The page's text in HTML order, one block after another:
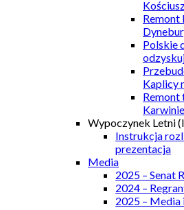
Remont
Polskie
Kaplicy
Remont
Wypoczynek Letni
Instrukcja
prezentacja
Media
2025 – Senat
2024 –
2025 –